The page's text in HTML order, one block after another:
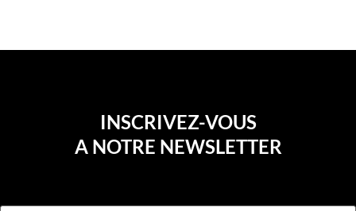
INSCRIVEZ-VOUS
A NOTRE NEWSLETTER